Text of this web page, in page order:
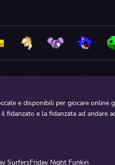
e disponibili per giocare
e la fidanzata ad andare
SurfersFriday Night Funkin